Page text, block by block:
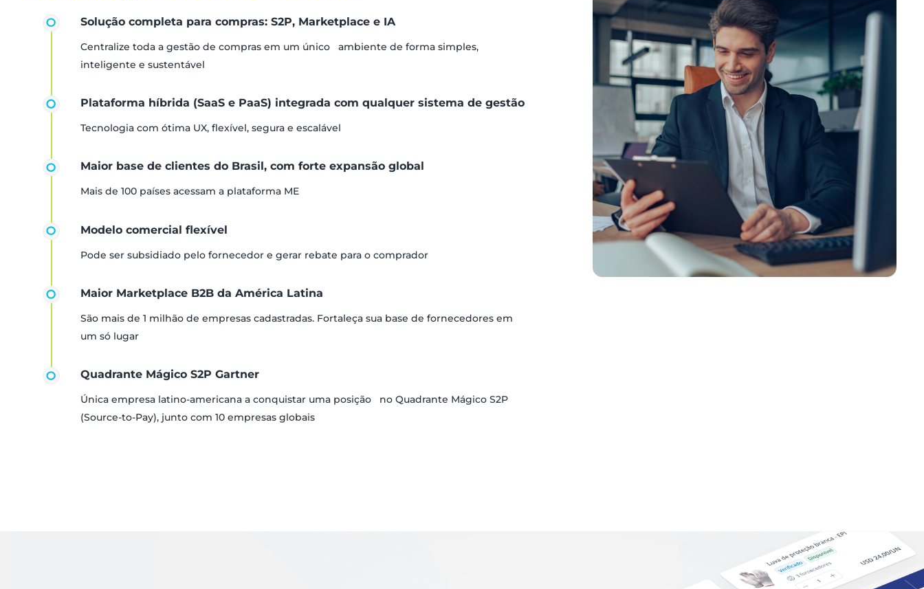
Solução completa para compras: S2P, Marketplace e IA
Centralize toda a gestão de compras em um único ambiente de forma simples,
inteligente e sustentável
Plataforma híbrida (SaaS e PaaS) integrada com qualquer sistema de gestão
Tecnologia com ótima UX, flexível, segura e escalável
Maior base de clientes do Brasil, com forte expansão global
Mais de 100 países acessam a plataforma ME
Modelo comercial flexível
Pode ser subsidiado pelo fornecedor e gerar rebate para o comprador
Maior Marketplace B2B da América Latina
São mais de 1 milhão de empresas cadastradas. Fortaleça sua base de fornecedores em
um só lugar
Quadrante Mágico S2P Gartner
Única empresa latino-americana a conquistar uma posição no Quadrante Mágico S2P
(Source-to-Pay), junto com 10 empresas globais